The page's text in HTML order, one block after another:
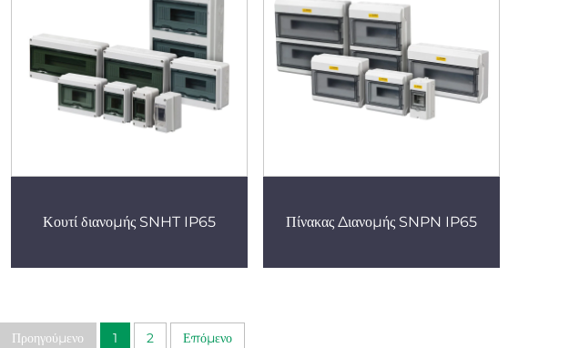
Κουτί διανομής SNHT IP65 Πίνακας Διανομής SNPN IP65
Προηγούμενο 1 2 Επόμενο